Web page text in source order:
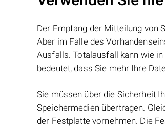
Der Empfang der Mitteilung von
Aber im Falle des
Ausfalls. Totalausfall kann wie
bedeutet, dass Sie mehr Ihre
Sie müssen über die Sicherheit
Speichermedien übertragen.
der Festplatte vornehmen. Die